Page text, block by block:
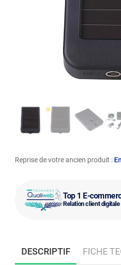
Top 1 E-
Relation client digitale
Reprise de votre ancien produit :
DESCRIPTIF FICHE